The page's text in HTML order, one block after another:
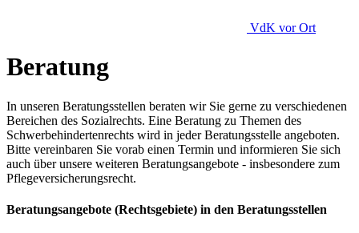
VdK vor Ort
Beratung
In unseren Beratungsstellen beraten wir Sie gerne zu verschiedenen
Bereichen des Sozialrechts. Eine Beratung zu Themen des
Schwerbehindertenrechts wird in jeder Beratungsstelle angeboten.
Bitte vereinbaren Sie vorab einen Termin und informieren Sie sich
auch über unsere weiteren Beratungsangebote - insbesondere zum
Pflegeversicherungsrecht.
Beratungsangebote (Rechtsgebiete) in den Beratungsstellen